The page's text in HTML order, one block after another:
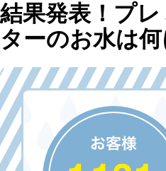
結果発表！プ
ターのお水は何